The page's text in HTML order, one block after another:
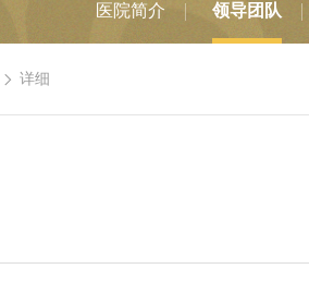
医院简介 领导团队
 详细